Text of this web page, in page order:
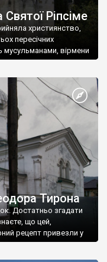
Ріпсіме
християнство,
пересічних
мусульманами, вірмени
Тирона
Достатньо згадати
що цей,
рецепт привезли у